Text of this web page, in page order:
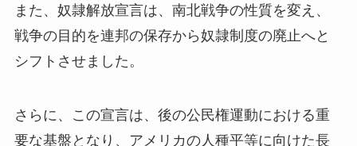
また、奴隷解放宣言は、南北戦争の性質を変え、
戦争の目的を連邦の保存から奴隷制度の廃止へと
シフトさせました。
さらに、この宣言は、後の公民権運動における重
要な基盤となり、アメリカの人種平等に向けた長